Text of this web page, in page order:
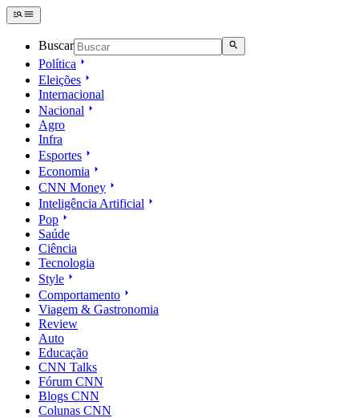
Buscar
Política
Eleições
Internacional
Nacional
Agro
Infra
Esportes
Economia
CNN Money
Inteligência Artificial
Pop
Saúde
Ciência
Tecnologia
Style
Comportamento
Viagem & Gastronomia
Review
Auto
Educação
CNN Talks
Fórum CNN
Blogs CNN
Colunas CNN